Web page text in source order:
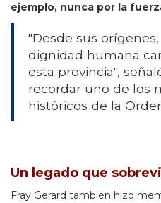
ejemplo, nunca por la
"Desde sus
dignidad humana
esta provincia",
recordar uno de los
históricos de la
Un legado que
Fray Gerard también hizo